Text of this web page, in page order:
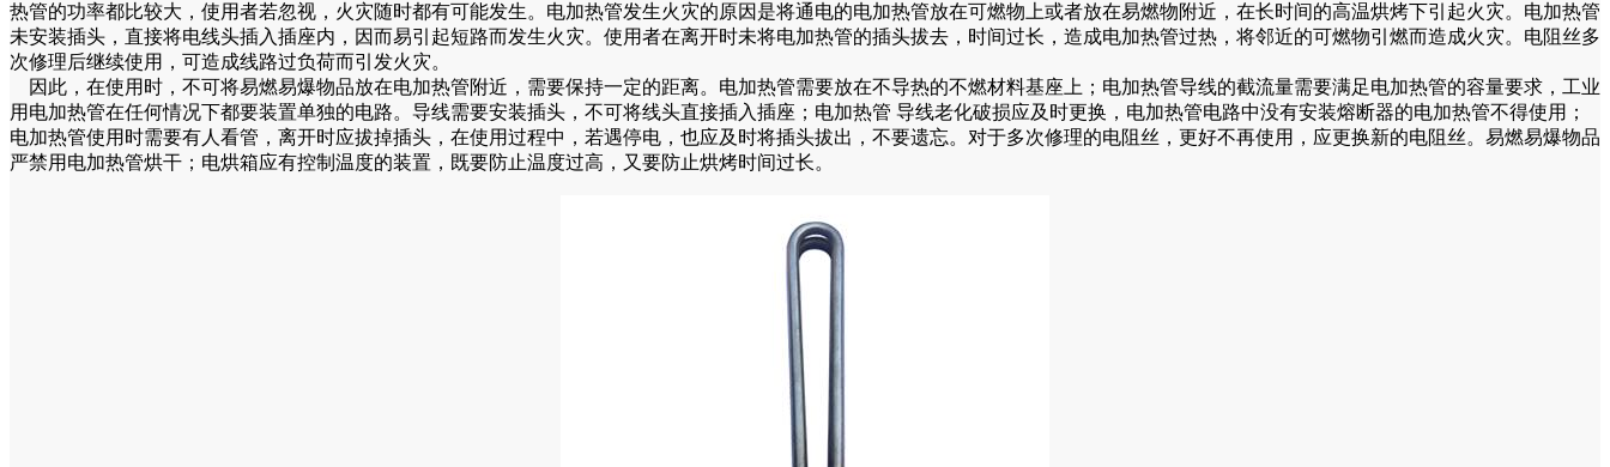
热管的功率都比较大，使用者若忽视，火灾随时都有可能发生。电加热管发生火灾的原因是将通电的电加热管放在可燃物上或者放在易燃物附近，在长时间的高温烘烤下引起火灾。电加热管
未安装插头，直接将电线头插入插座内，因而易引起短路而发生火灾。使用者在离开时未将电加热管的插头拔去，时间过长，造成电加热管过热，将邻近的可燃物引燃而造成火灾。电阻丝多
次修理后继续使用，可造成线路过负荷而引发火灾。
因此，在使用时，不可将易燃易爆物品放在电加热管附近，需要保持一定的距离。电加热管需要放在不导热的不燃材料基座上；电加热管导线的截流量需要满足电加热管的容量要求，工业
用电加热管在任何情况下都要装置单独的电路。导线需要安装插头，不可将线头直接插入插座；电加热管 导线老化破损应及时更换，电加热管电路中没有安装熔断器的电加热管不得使用；
电加热管使用时需要有人看管，离开时应拔掉插头，在使用过程中，若遇停电，也应及时将插头拔出，不要遗忘。对于多次修理的电阻丝，更好不再使用，应更换新的电阻丝。易燃易爆物品
严禁用电加热管烘干；电烘箱应有控制温度的装置，既要防止温度过高，又要防止烘烤时间过长。